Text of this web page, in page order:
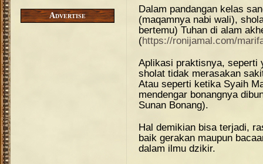
Advertise
Dalam pandangan kelas
(maqamnya nabi wali),
bertemu) Tuhan di alam
(https://ronijamal.com/
Aplikasi praktisnya, seperti
sholat tidak merasakan
Atau seperti ketika Syaih
mendengar bonangnya
Sunan Bonang).
Hal demikian bisa terjadi,
baik gerakan maupun
dalam ilmu dzikir.